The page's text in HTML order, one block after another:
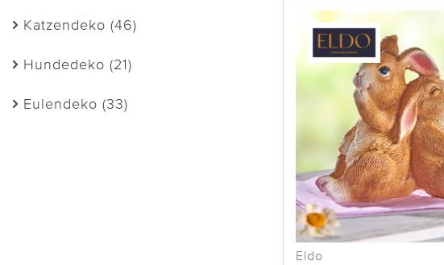
Katzendeko (46)
Hundedeko (21)
Eulendeko (33)
Eldo